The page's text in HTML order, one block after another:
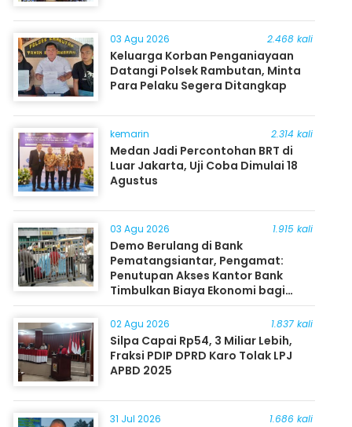
03 Agu 2026 2.468 kali
Keluarga Korban Penganiayaan
Datangi Polsek Rambutan, Minta
Para Pelaku Segera Ditangkap
kemarin 2.314 kali
Medan Jadi Percontohan BRT di
Luar Jakarta, Uji Coba Dimulai 18
Agustus
03 Agu 2026 1.915 kali
Demo Berulang di Bank
Pematangsiantar, Pengamat:
Penutupan Akses Kantor Bank
Timbulkan Biaya Ekonomi bagi
Masyarakat
02 Agu 2026 1.837 kali
Silpa Capai Rp54, 3 Miliar Lebih,
Fraksi PDIP DPRD Karo Tolak LPJ
APBD 2025
31 Jul 2026 1.686 kali